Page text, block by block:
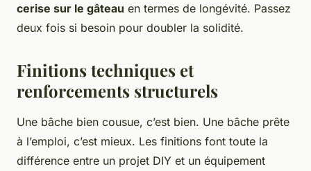
cerise sur le gâteau en termes de longévité. Passez
deux fois si besoin pour doubler la solidité.
Finitions techniques et
renforcements structurels
Une bâche bien cousue, c’est bien. Une bâche prête
à l’emploi, c’est mieux. Les finitions font toute la
différence entre un projet DIY et un équipement